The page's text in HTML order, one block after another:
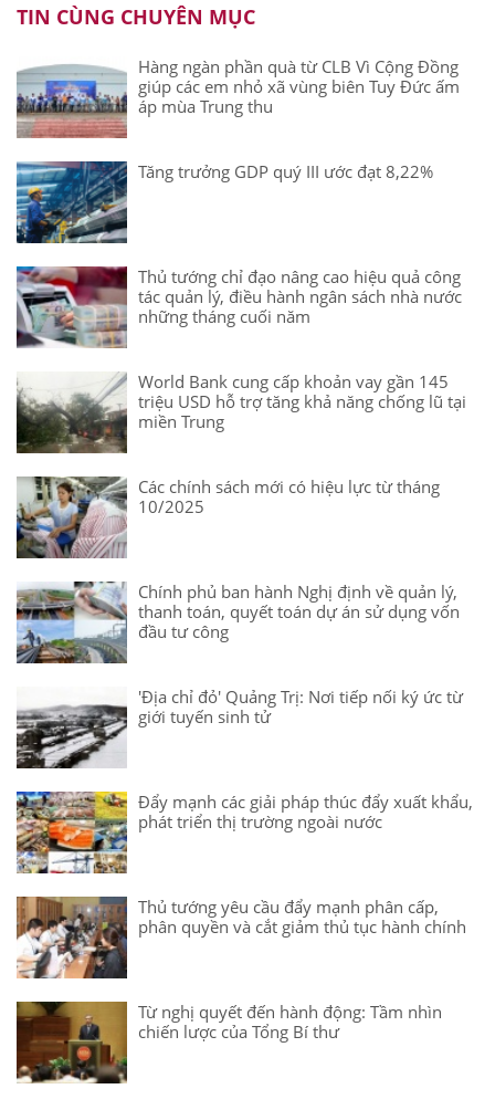
TIN CÙNG CHUYÊN MỤC
Hàng ngàn phần quà từ CLB Vì Cộng Đồng
giúp các em nhỏ xã vùng biên Tuy Đức ấm
áp mùa Trung thu
Tăng trưởng GDP quý III ước đạt 8,22%
Thủ tướng chỉ đạo nâng cao hiệu quả công
tác quản lý, điều hành ngân sách nhà nước
những tháng cuối năm
World Bank cung cấp khoản vay gần 145
triệu USD hỗ trợ tăng khả năng chống lũ tại
miền Trung
Các chính sách mới có hiệu lực từ tháng
10/2025
Chính phủ ban hành Nghị định về quản lý,
thanh toán, quyết toán dự án sử dụng vốn
đầu tư công
'Địa chỉ đỏ' Quảng Trị: Nơi tiếp nối ký ức từ
giới tuyến sinh tử
Đẩy mạnh các giải pháp thúc đẩy xuất khẩu,
phát triển thị trường ngoài nước
Thủ tướng yêu cầu đẩy mạnh phân cấp,
phân quyền và cắt giảm thủ tục hành chính
Từ nghị quyết đến hành động: Tầm nhìn
chiến lược của Tổng Bí thư